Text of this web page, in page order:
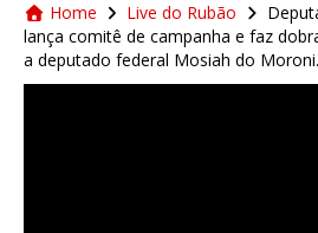
Home Live do Rubão
lança comitê de campanha e faz
a deputado federal Mosiah do Moroni.